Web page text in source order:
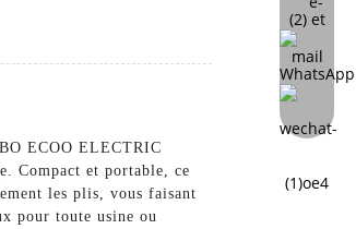
ECOO ELECTRIC
Compact et portable, ce
les plis, vous faisant
pour toute usine ou